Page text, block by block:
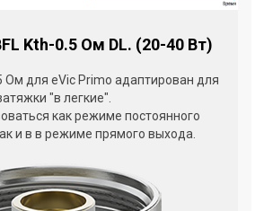
Kth-0.5 Ом DL. (20-40 Вт)
Ом для eVic Primo адаптирован для
"в легкие".
как режиме постоянного
и в в режиме прямого выхода.